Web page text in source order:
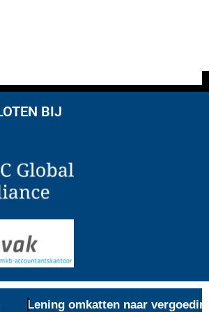
BIJ
Lening omkatten naar vergoeding